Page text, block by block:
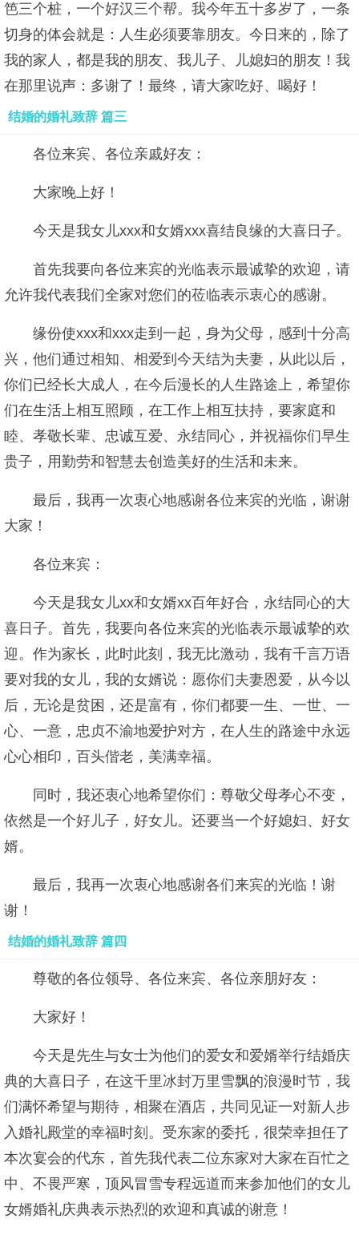
笆三个桩，一个好汉三个帮。我今年五十多岁了，一条
切身的体会就是：人生必须要靠朋友。今日来的，除了
我的家人，都是我的朋友、我儿子、儿媳妇的朋友！我
在那里说声：多谢了！最终，请大家吃好、喝好！
结婚的婚礼致辞 篇三
各位来宾、各位亲戚好友：
大家晚上好！
今天是我女儿xxx和女婿xxx喜结良缘的大喜日子。
首先我要向各位来宾的光临表示最诚挚的欢迎，请
允许我代表我们全家对您们的莅临表示衷心的感谢。
缘份使xxx和xxx走到一起，身为父母，感到十分高
兴，他们通过相知、相爱到今天结为夫妻，从此以后，
你们已经长大成人，在今后漫长的人生路途上，希望你
们在生活上相互照顾，在工作上相互扶持，要家庭和
睦、孝敬长辈、忠诚互爱、永结同心，并祝福你们早生
贵子，用勤劳和智慧去创造美好的生活和未来。
最后，我再一次衷心地感谢各位来宾的光临，谢谢
大家！
各位来宾：
今天是我女儿xx和女婿xx百年好合，永结同心的大
喜日子。首先，我要向各位来宾的光临表示最诚挚的欢
迎。作为家长，此时此刻，我无比激动，我有千言万语
要对我的女儿，我的女婿说：愿你们夫妻恩爱，从今以
后，无论是贫困，还是富有，你们都要一生、一世、一
心、一意，忠贞不渝地爱护对方，在人生的路途中永远
心心相印，百头偕老，美满幸福。
同时，我还衷心地希望你们：尊敬父母孝心不变，
依然是一个好儿子，好女儿。还要当一个好媳妇、好女
婿。
最后，我再一次衷心地感谢各们来宾的光临！谢
谢！
结婚的婚礼致辞 篇四
尊敬的各位领导、各位来宾、各位亲朋好友：
大家好！
今天是先生与女士为他们的爱女和爱婿举行结婚庆
典的大喜日子，在这千里冰封万里雪飘的浪漫时节，我
们满怀希望与期待，相聚在酒店，共同见证一对新人步
入婚礼殿堂的幸福时刻。受东家的委托，很荣幸担任了
本次宴会的代东，首先我代表二位东家对大家在百忙之
中、不畏严寒，顶风冒雪专程远道而来参加他们的女儿
女婿婚礼庆典表示热烈的欢迎和真诚的谢意！